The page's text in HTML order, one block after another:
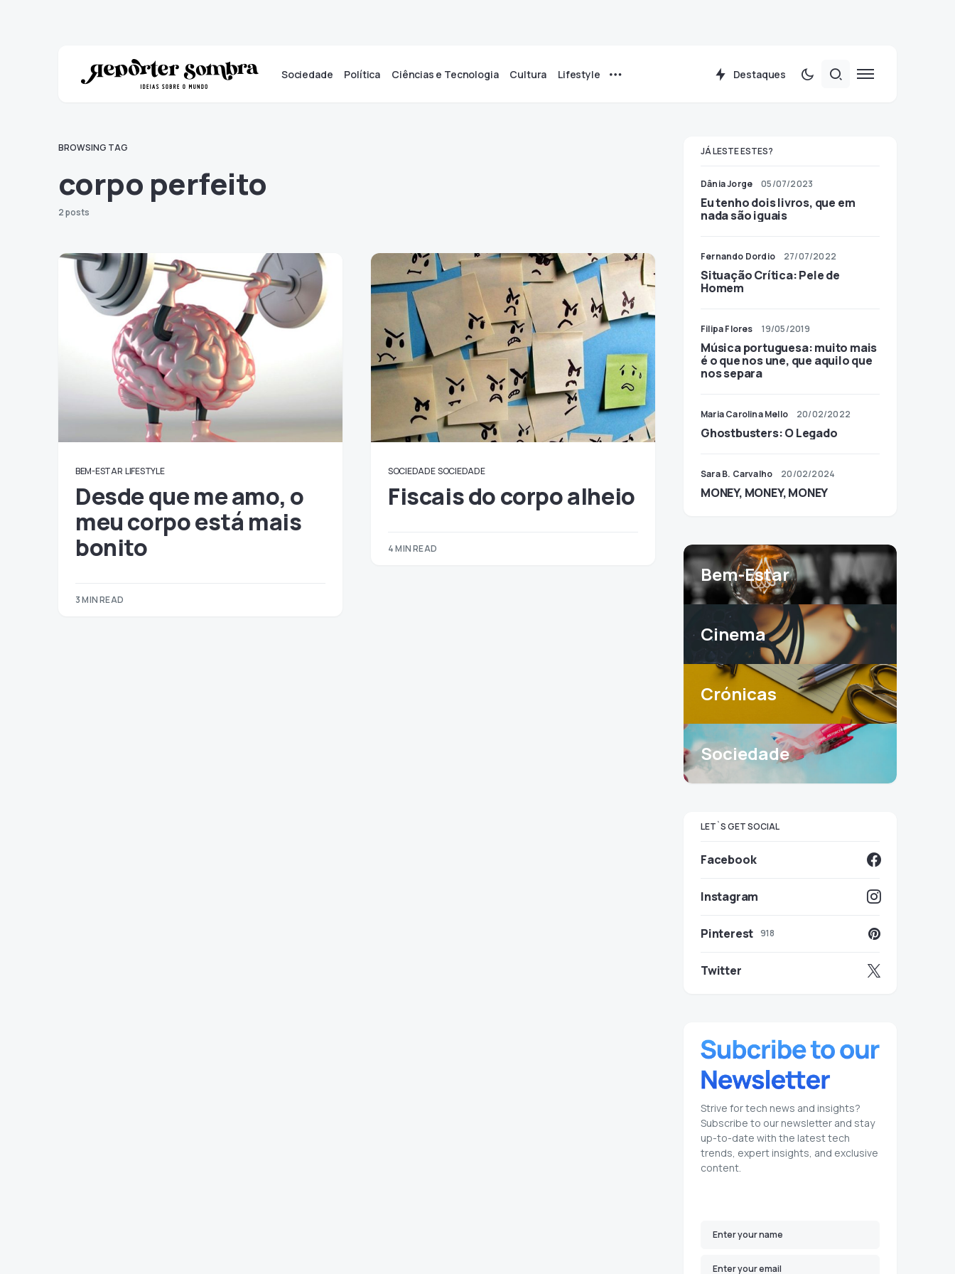
Sociedade Política Ciências e Tecnologia Cultura Lifestyle Destaques
BROWSING TAG
corpo perfeito
2 posts
BEM-ESTAR LIFESTYLE
Desde que me amo, o
meu corpo está mais
bonito
3 MIN READ
SOCIEDADE SOCIEDADE
Fiscais do corpo alheio
4 MIN READ
JÁ LESTE ESTES?
Dânia Jorge 05/07/2023
Eu tenho dois livros, que em
nada são iguais
Fernando Dordio 27/07/2022
Situação Crítica: Pele de
Homem
Filipa Flores 19/05/2019
Música portuguesa: muito mais
é o que nos une, que aquilo que
nos separa
Maria Carolina Mello 20/02/2022
Ghostbusters: O Legado
Sara B. Carvalho 20/02/2024
MONEY, MONEY, MONEY
Bem-Estar
Cinema
Crónicas
Sociedade
LET`S GET SOCIAL
Facebook
Instagram
Pinterest 918
Twitter
Strive for tech news and insights?
Subscribe to our newsletter and stay
up-to-date with the latest tech
trends, expert insights, and exclusive
content.